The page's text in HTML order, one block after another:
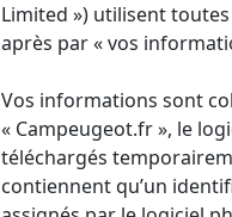
Limited ») utilisent
après par « vos
Vos informations sont
« Campeugeot.fr », le
téléchargés
contiennent qu’un